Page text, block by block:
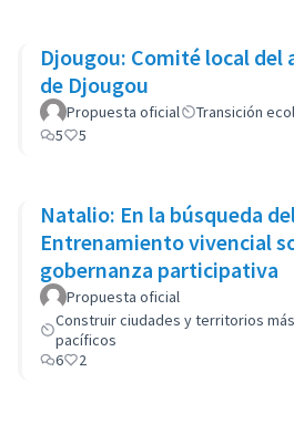
Djougou: Comité local del
de Djougou
Propuesta oficial
Transición
5
5
Natalio: En la búsqueda
Entrenamiento vivencial
gobernanza participativa
Propuesta oficial
Construir ciudades y territorios
pacíficos
6
2